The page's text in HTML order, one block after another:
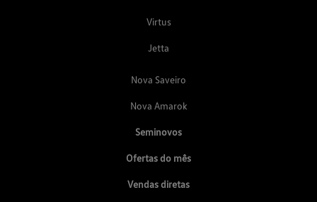
Virtus
Jetta
Nova Saveiro
Nova Amarok
Seminovos
Ofertas do mês
Vendas diretas